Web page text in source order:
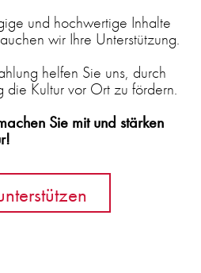
und hochwertige Inhalte
wir Ihre Unterstützung.
helfen Sie uns, durch
die Kultur vor Ort zu fördern.
Sie mit und stärken